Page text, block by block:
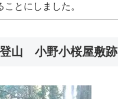
ことにしました。
山 小野小桜屋敷跡